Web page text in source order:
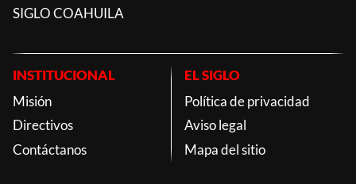
SIGLO COAHUILA
INSTITUCIONAL
Misión
Directivos
Contáctanos
EL SIGLO
Política de privacidad
Aviso legal
Mapa del sitio